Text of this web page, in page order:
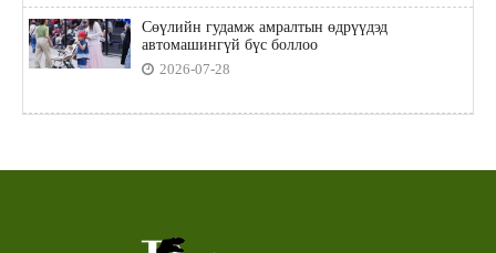
Сөүлийн гудамж амралтын өдрүүдэд
автомашингүй бүс боллоо
2026-07-28